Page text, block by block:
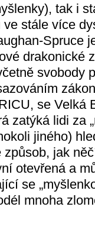
tak i
ve stále více
Spruce
drakonické
svobody
se Velká
zatýká lidi za
jiného)
jak
otevřená a
se
mnoha